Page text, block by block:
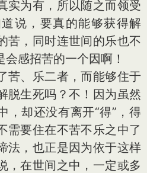
实为有，所以随之而领受
说，要真的能够获得解
苦，同时连世间的乐也不
感招苦的一个因啊！
、乐二者，而能够住于
脱生死吗？不！因为虽然
，却还没有离开“得”，得
需要住在不苦不乐之中了
法，也正是因为依于这样
，在世间之中，一定或多